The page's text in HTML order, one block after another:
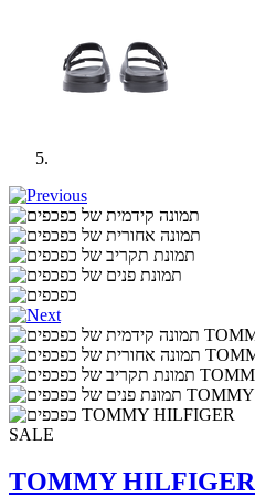
SALE
TOMMY HILFIGER